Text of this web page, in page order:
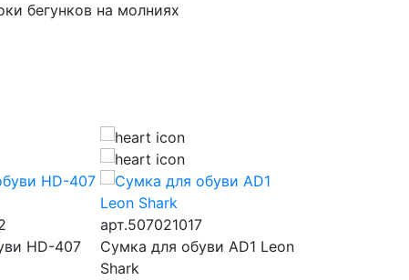
бегунков на молниях
HD-407
арт.507021017
Сумка для обуви AD1 Leon
Shark